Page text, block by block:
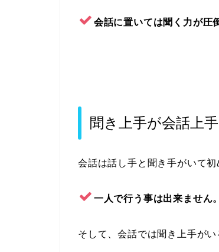
会話に置いては聞く力が圧
聞き上手が会話上手
会話は話し手と聞き手がいて初
一人で行う事は出来ません
そして、会話では聞き上手が